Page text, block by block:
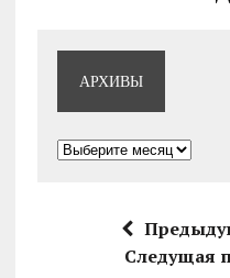
АРХИВЫ
Архивы
Следущая